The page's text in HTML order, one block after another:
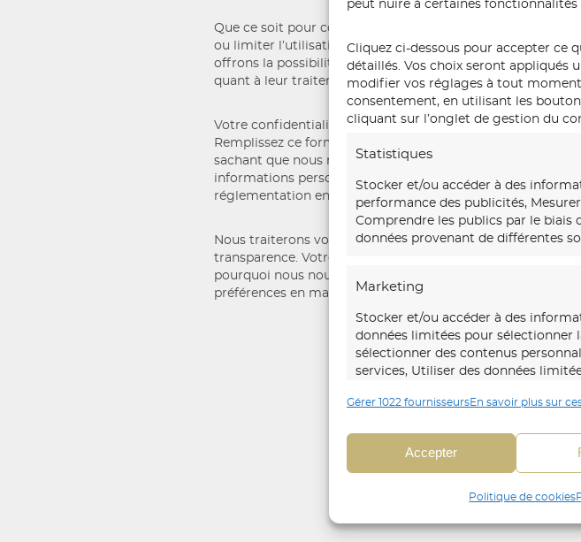
peut nuire à certaines fonctionnalités
Cliquez ci-dessous pour accepter ce
détaillés. Vos choix seront appliqués
modifier vos réglages à tout
consentement, en utilisant les
cliquant sur l’onglet de gestion du
Statistiques
Stocker et/ou accéder à des
performance des publicités,
Comprendre les publics par le biais
données provenant de différentes
Marketing
Stocker et/ou accéder à des
données limitées pour sélectionner
sélectionner des contenus
services, Utiliser des données
Mettre en correspondance et
d’autres sources de données, Relier
transmises automatiquement.
Gérer 1022 fournisseursEn savoir plus sur
Accepter
Politique de cookies
Que ce soit pour consulter, rectifier, supprimer
ou limiter l’utilisation de vos données, nous vous
offrons la possibilité de prendre des décisions
quant à leur traitement.
Votre confidentialité est notre priorité.
Remplissez ce formulaire en toute confiance,
sachant que nous respectons et protégeons vos
informations personnelles conformément à la
réglementation en vigueur.
Nous traiterons votre demande avec diligence et
transparence. Votre confiance est précieuse, c’est
pourquoi nous nous engageons à respecter vos
préférences en matière de confidentialité.